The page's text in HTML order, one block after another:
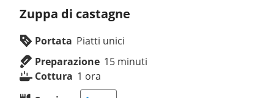
Zuppa di castagne
Portata Piatti unici
Preparazione 15 minuti
Cottura 1 ora